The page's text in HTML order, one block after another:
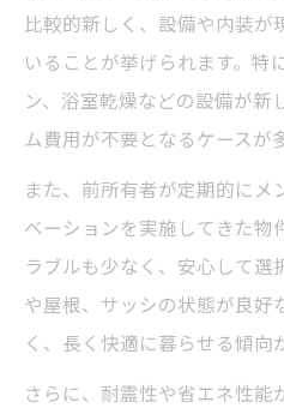
比較的新しく、設備や内装が
いることが挙げられます。特
ン、浴室乾燥などの設備が新
ム費用が不要となるケースが
また、前所有者が定期的にメ
ベーションを実施してきた物
ラブルも少なく、安心して選
や屋根、サッシの状態が良好
く、長く快適に暮らせる傾向
さらに、耐震性や省エネ性能